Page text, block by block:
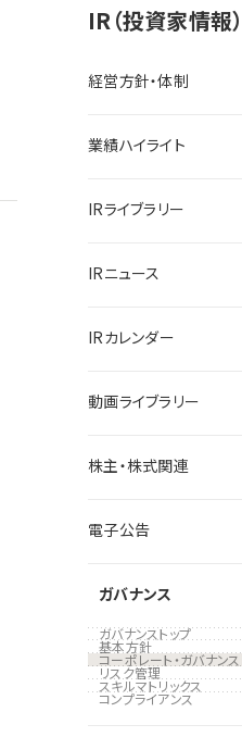
IR（投資家情報）
経営方針・体制
業績ハイライト
IRライブラリー
IRニュース
IRカレンダー
動画ライブラリー
株主・株式関連
電子公告
ガバナンス
ガバナンストップ
基本方針
コーポレート・ガバナンス
リスク管理
スキルマトリックス
コンプライアンス